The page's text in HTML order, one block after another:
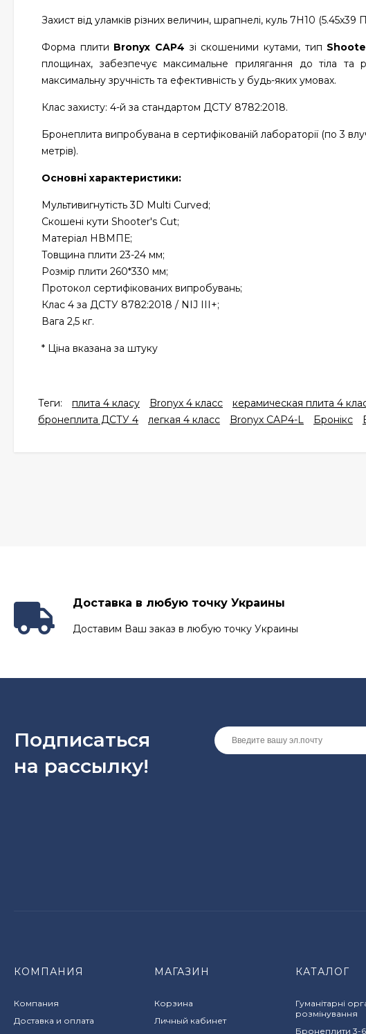
Захист від уламків різних величин, шрапнелі, куль 7Н10
Форма плити Bronyx CAP4 зі скошеними кутами, тип
площинах, забезпечує максимальне прилягання до тіла та
максимальну зручність та ефективність у будь-яких умовах.
Клас захисту: 4-й за стандартом ДСТУ 8782:2018.
Бронеплита випробувана в сертифікованій лабораторії (по 3
метрів).
Основні характеристики:
Мультивигнутість 3D Multi Curved;
Скошені кути Shooter's Cut;
Матеріал НВМПЕ;
Товщина плити 23-24 мм;
Розмір плити 260*330 мм;
Протокол сертифікованих випробувань;
Клас 4 за ДСТУ 8782:2018 / NIJ III+;
Вага 2,5 кг.
* Ціна вказана за штуку
Теги: плита 4 класу Bronyx 4 класс керамическая плита 4
бронеплита ДСТУ 4
легкая 4 класс Bronyx CAP4-L Бронікс
Доставка в любую точку Украины
Доставим Ваш заказ в любую точку Украины
Подписаться
на рассылкy!
КОМПАНИЯ
Компания
Доставка и оплата
МАГАЗИН
Корзина
Личный кабинет
КАТАЛОГ
Гуманітарні
розмінування
Бронеплити 3-